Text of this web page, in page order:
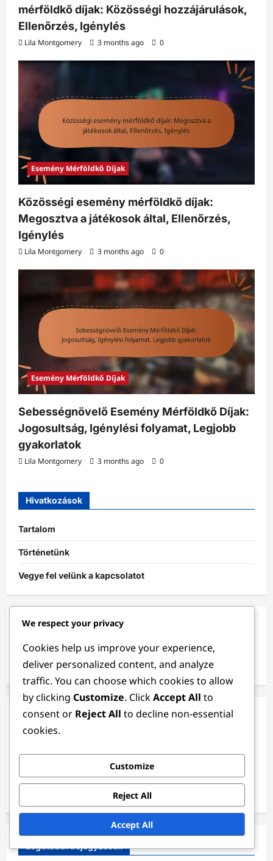
mérföldkő díjak: Közösségi hozzájárulások,
Ellenőrzés, Igénylés
Lila Montgomery 3 months ago 0
Esemény Mérföldkő Díjak
Közösségi esemény mérföldkő díjak:
Megosztva a játékosok által, Ellenőrzés,
Igénylés
Lila Montgomery 3 months ago 0
Esemény Mérföldkő Díjak
Sebességnövelő Esemény Mérföldkő Díjak:
Jogosultság, Igénylési folyamat, Legjobb
gyakorlatok
Lila Montgomery 3 months ago 0
Hivatkozások
Tartalom
Történetünk
Vegye fel velünk a kapcsolatot
Keresés
Search
for:
Kategóriák
Esemény Mérföldkő Díjak
Legutóbbi bejegyzések
We respect your privacy
Cookies help us improve your experience,
deliver personalized content, and analyze
traffic. You can choose which cookies to allow
by clicking Customize. ClickAccept All to
consent or Reject All to decline non-essential
cookies.
Customize
Reject All
Accept All